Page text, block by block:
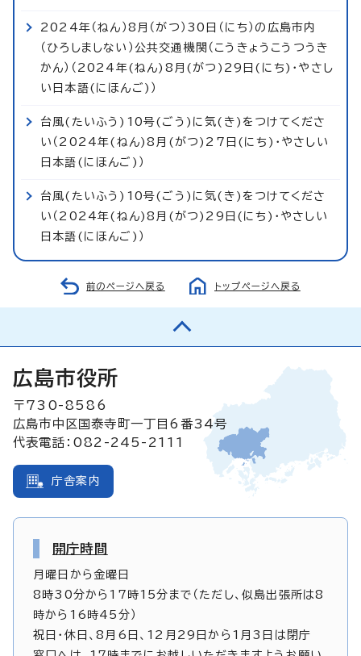
2024年（ねん）8月（がつ）30日（にち）の広島市内
（ひろしましない）公共交通機関（こうきょうこうつうき
かん）（2024年(ねん)8月(がつ)29日(にち)・やさし
い日本語(にほんご)）
台風(たいふう)10号(ごう)に気(き)をつけてくださ
い（2024年(ねん)8月(がつ)27日(にち)・やさしい
日本語(にほんご)）
台風(たいふう)10号(ごう)に気(き)をつけてくださ
い（2024年(ねん)8月(がつ)29日(にち)・やさしい
日本語(にほんご)）
前のページへ戻る トップページへ戻る
広島市役所
〒730-8586
広島市中区国泰寺町一丁目6番34号
代表電話：082-245-2111
庁舎案内
開庁時間
月曜日から金曜日
8時30分から17時15分まで（ただし、似島出張所は8
時から16時45分）
祝日・休日、8月6日、12月29日から1月3日は閉庁